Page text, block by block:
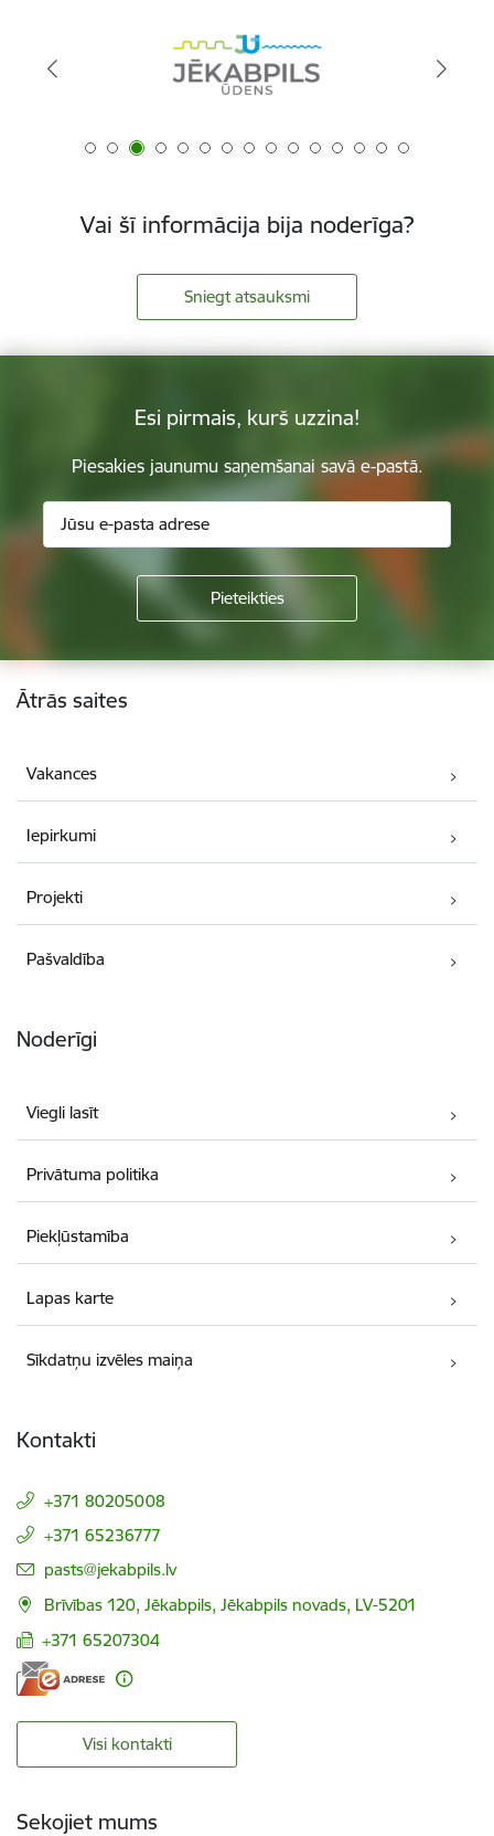
Vai šī informācija bija noderīga?
Sniegt atsauksmi
Esi pirmais, kurš uzzina!
Piesakies jaunumu saņemšanai savā e-pastā.
Kājene
Ātrās saites
Vakances
Iepirkumi
Projekti
Pašvaldība
Noderīgi
Viegli lasīt
Privātuma politika
Piekļūstamība
Lapas karte
Sīkdatņu izvēles maiņa
Kontakti
+371 80205008
+371 65236777
E-pasts:
pasts@jekabpils.lv
Brīvības 120, Jēkabpils, Jēkabpils novads, LV-5201
+371 65207304
Visi kontakti
Sekojiet mums